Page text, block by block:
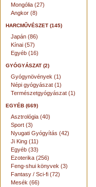
Mongólia (27)
Angkor (8)
HARCMŰVÉSZET (145)
Japán (86)
Kínai (57)
Egyéb (16)
GYÓGYÁSZAT (2)
Gyógynövények (1)
Népi gyógyászat (1)
Természetgyógyászat (1)
EGYÉB (669)
Asztrológia (40)
Sport (3)
Nyugati Gyógyítás (42)
Ji King (11)
Egyéb (33)
Ezoterika (256)
Feng-shui könyvek (3)
Fantasy / Sci-fi (72)
Mesék (66)